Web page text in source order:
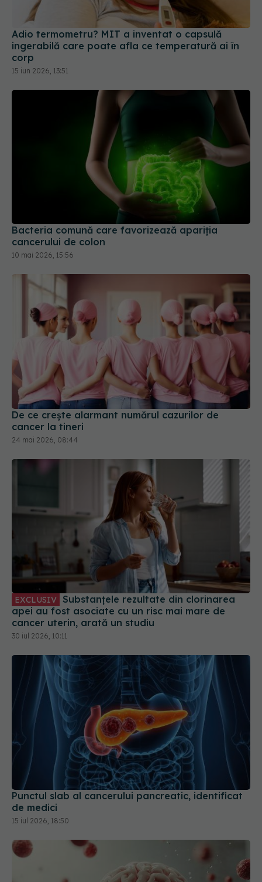
Adio termometru? MIT a inventat o capsulă
ingerabilă care poate afla ce temperatură ai în
corp
15 iun 2026, 13:51
Bacteria comună care favorizează apariția
10 mai 2026, 15:56
De ce crește alarmant numărul cazurilor de
cancer la tineri
24 mai 2026, 08:44
EXCLUSIV
apei au fost asociate cu un risc mai mare de
cancer uterin, arată un studiu
30 iul 2026, 10:11
Punctul slab al cancerului pancreatic, identificat
de medici
15 iul 2026, 18:50